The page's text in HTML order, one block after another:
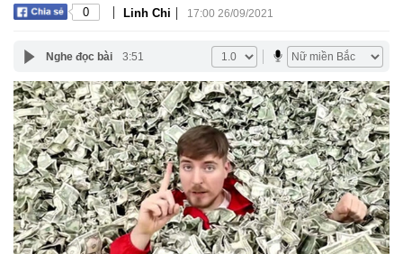
0 | Linh Chi | 17:00 26/09/2021
Nghe đọc bài 3:51